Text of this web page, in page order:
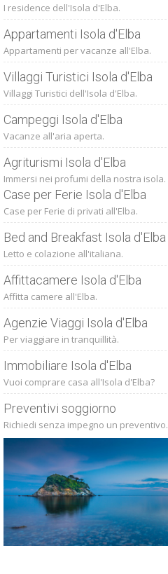
I residence dell'Isola d'Elba.
Appartamenti Isola d'Elba
Appartamenti per vacanze all'Elba.
Villaggi Turistici Isola d'Elba
Villaggi Turistici dell'Isola d'Elba.
Campeggi Isola d'Elba
Vacanze all'aria aperta.
Agriturismi Isola d'Elba
Immersi nei profumi della nostra isola.
Case per Ferie Isola d'Elba
Case per Ferie di privati all'Elba.
Bed and Breakfast Isola d'Elba
Letto e colazione all'italiana.
Affittacamere Isola d'Elba
Affitta camere all'Elba.
Agenzie Viaggi Isola d'Elba
Per viaggiare in tranquillità.
Immobiliare Isola d'Elba
Vuoi comprare casa all'Isola d'Elba?
Preventivi soggiorno
Richiedi senza impegno un preventivo.